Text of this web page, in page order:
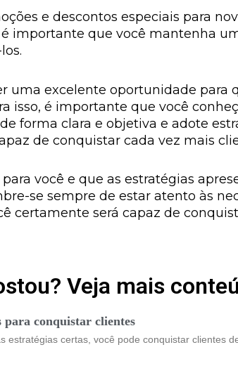
e descontos especiais para
importante que você mantenha
uma excelente oportunidade para
isso, é importante que você
forma clara e objetiva e adote
de conquistar cada vez mais
você e que as estratégias
se sempre de estar atento às
certamente será capaz de
Veja mais
para conquistar clientes
certas, você pode conquistar clientes